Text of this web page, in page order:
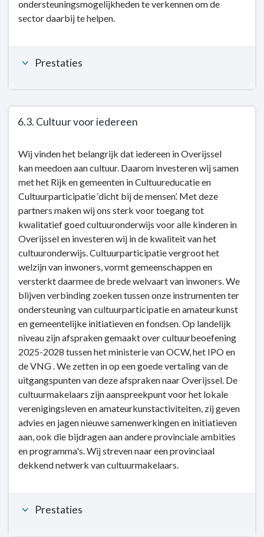
6.2.
en
professioneel
en
talentontwikkeling
ondersteuningsmogelijkheden te verkennen om de
sector daarbij te helpen.
Prestaties
6.3. Cultuur voor iedereen
naar
navigatie
Kerntaak
Cultuur
sociale
kwaliteit
Dit
wat
wij
doen
6.3.
Cultuur
voor
iedereen
Wij vinden het belangrijk dat iedereen in Overijssel
kan meedoen aan cultuur. Daarom investeren wij samen
met het Rijk en gemeenten in Cultuureducatie en
Cultuurparticipatie ‘dicht bij de mensen’. Met deze
partners maken wij ons sterk voor toegang tot
kwalitatief goed cultuuronderwijs voor alle kinderen in
Overijssel en investeren wij in de kwaliteit van het
cultuuronderwijs. Cultuurparticipatie vergroot het
welzijn van inwoners, vormt gemeenschappen en
versterkt daarmee de brede welvaart van inwoners. We
blijven verbinding zoeken tussen onze instrumenten ter
ondersteuning van cultuurparticipatie en amateurkunst
en gemeentelijke initiatieven en fondsen. Op landelijk
niveau zijn afspraken gemaakt over cultuurbeoefening
2025-2028 tussen het ministerie van OCW, het IPO en
de VNG . We zetten in op een goede vertaling van de
uitgangspunten van deze afspraken naar Overijssel. De
cultuurmakelaars zijn aanspreekpunt voor het lokale
verenigingsleven en amateurkunstactiviteiten, zij geven
advies en jagen nieuwe samenwerkingen en initiatieven
aan, ook die bijdragen aan andere provinciale ambities
en programma's. Wij streven naar een provinciaal
dekkend netwerk van cultuurmakelaars.
Prestaties